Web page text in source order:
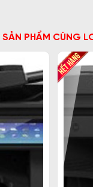
SẢN PHẨM CÙNG